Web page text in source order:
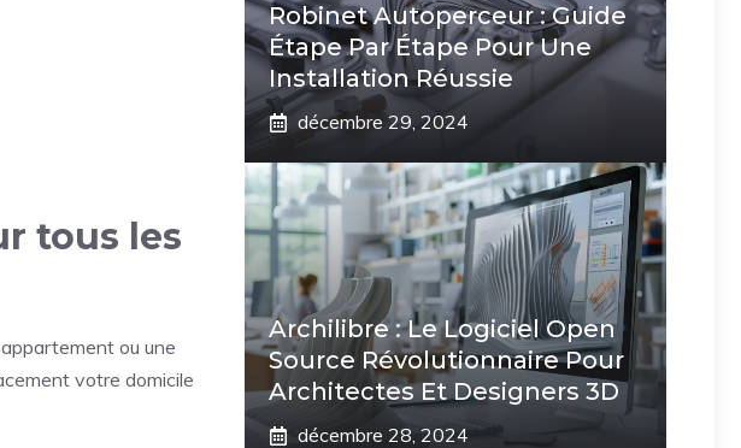
tous les
ou une
votre domicile
Robinet Autoperceur : Guide
Étape Par Étape Pour Une
Installation Réussie
décembre 29, 2024
Archilibre : Le Logiciel Open
Source Révolutionnaire Pour
Architectes Et Designers 3D
décembre 28, 2024